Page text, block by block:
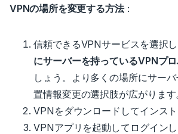
VPNの場所を変更する方法：
信頼できるVPNサービスを選択し
にサーバーを持っているVPNプ
しょう。より多くの場所にサー
置情報変更の選択肢が広がります
VPNをダウンロードしてインスト
VPNアプリを起動してログインし